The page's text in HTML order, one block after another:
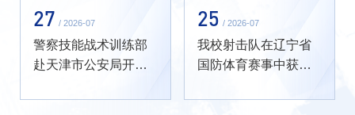
27 / 2026-07
警察技能战术训练部
赴天津市公安局开展
25 / 2026-07
我校射击队在辽宁省
国防体育赛事中获得